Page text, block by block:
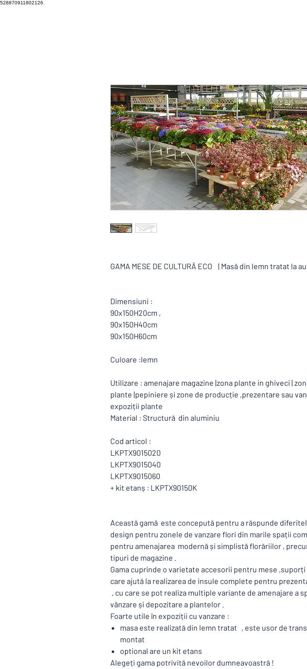
528870911802126.
GAMA MESE DE CULTURĂ ECO | Masă din lemn tratat la
Dimensiuni :
90x150H20cm ,
90x150H40cm
90x150H60cm
Culoare :lemn
Utilizare : amenajare magazine |zona plante in ghiveci |
plante |pepiniere și zone de producție ,prezentare sau
expoziții plante
Material : Structură din aluminiu
Cod articol :
LKPTX9015020
LKPTX9015040
LKPTX9015060
+ kit etanș : LKPTX90150K
Această gamă este concepută pentru a răspunde
design pentru zonele de vanzare flori din marile spații
pentru amenajarea modernă și simplistă florăriilor ,
tipuri de magazine .
Gama cuprinde o varietate accesorii pentru mese
care ajută la realizarea de insule complete pentru
, cu care se pot realiza multiple variante de amenajare a
vânzare și depozitare a plantelor .
Foarte utile în expoziții cu vanzare :
masa este realizată din lemn tratat , este usor de
montat
optional are un kit etans
Alegeți gama potrivită nevoilor dumneavoastră !